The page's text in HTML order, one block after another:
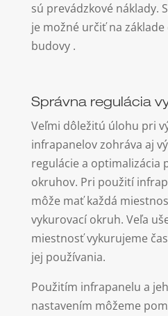
sú prevádzkové náklady.
je možné určiť na
budovy .
Správna regulácia
Veľmi dôležitú úlohu pri
infrapanelov zohráva aj
regulácie a optimalizácia
okruhov. Pri použití
môže mať každá
vykurovací okruh. Veľa
miestnosť vykurujeme
jej používania.
Použitím infrapanelu a
nastavením môžeme